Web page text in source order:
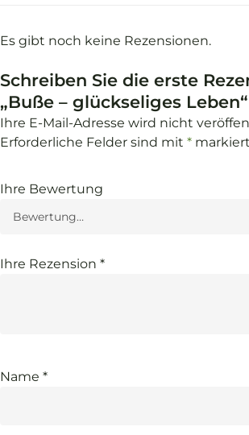
Es gibt noch keine Rezensionen.
Schreiben Sie die erste
„Buße – glückseliges Leben“
Ihre E-Mail-Adresse wird nicht
Erforderliche Felder sind mit * markiert
Ihre Bewertung
Ihre Rezension *
Name *